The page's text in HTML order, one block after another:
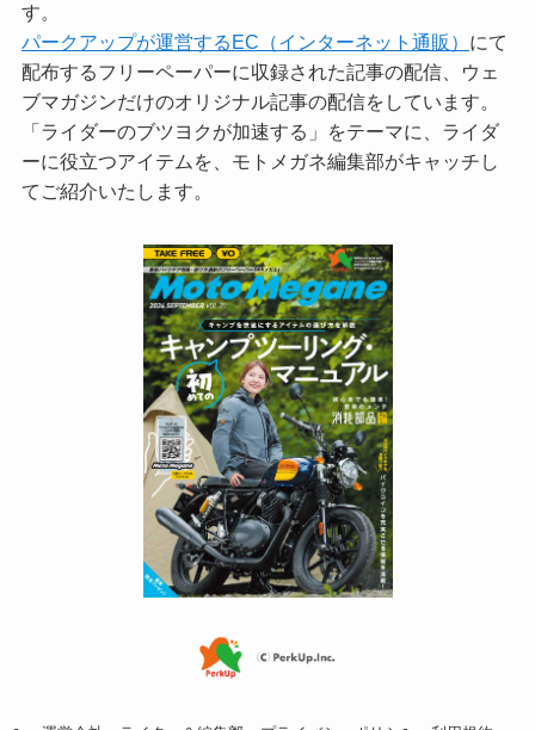
す。
パークアップが運営するEC（インターネット通販） にて
配布するフリーペーパーに収録された記事の配信、ウェ
ブマガジンだけのオリジナル記事の配信をしています。
「ライダーのブツヨクが加速する」をテーマに、ライダ
ーに役立つアイテムを、モトメガネ編集部がキャッチし
てご紹介いたします。